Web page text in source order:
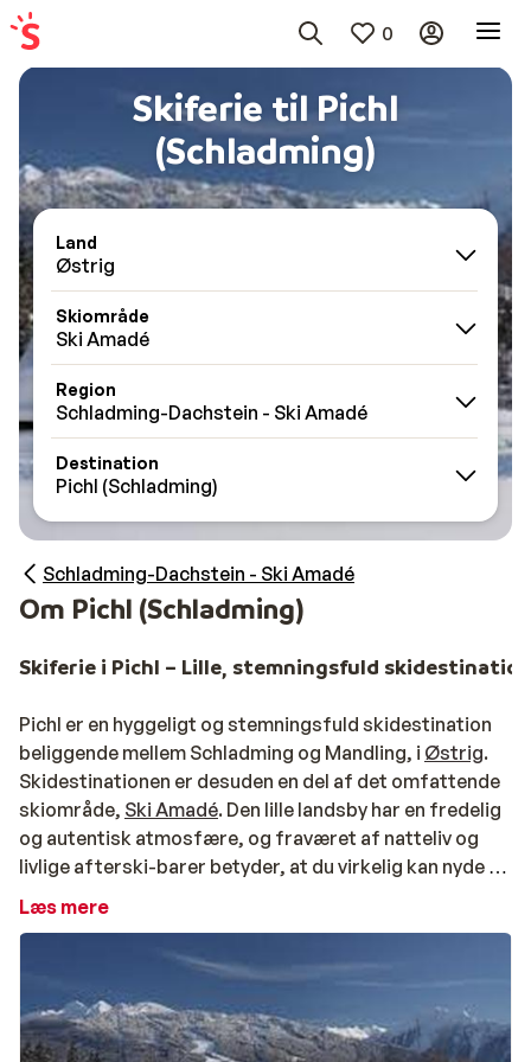
0
Skiferie til Pichl
(Schladming)
Land
Østrig
Skiområde
Ski Amadé
Region
Schladming-Dachstein - Ski Amadé
Destination
Pichl (Schladming)
Schladming-Dachstein - Ski Amadé
Om Pichl (Schladming)
Skiferie i Pichl – Lille, stemningsfuld skidestination
Pichl er en hyggeligt og stemningsfuld skidestination
beliggende mellem Schladming og Mandling, i Østrig.
Skidestinationen er desuden en del af det omfattende
skiområde, Ski Amadé. Den lille landsby har en fredelig
og autentisk atmosfære, og fraværet af natteliv og
livlige afterski-barer betyder, at du virkelig kan nyde de
fredelige omgivelser efter en dag på ski.
Skulle der opstå en lyst for at udforske lidt større byer,
så ligger Schladming og Dachstein kun med kort
afstand fra Pichl, som er let at nå med enten bil, taxa
eller skibussen.
Læs mere